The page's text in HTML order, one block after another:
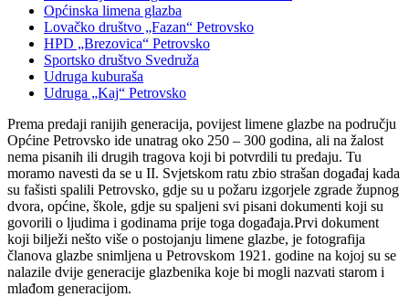
Općinska limena glazba
Lovačko društvo „Fazan“ Petrovsko
HPD „Brezovica“ Petrovsko
Sportsko društvo Svedruža
Udruga kuburaša
Udruga „Kaj“ Petrovsko
Prema predaji ranijih generacija, povijest limene glazbe na području
Općine Petrovsko ide unatrag oko 250 – 300 godina, ali na žalost
nema pisanih ili drugih tragova koji bi potvrdili tu predaju. Tu
moramo navesti da se u II. Svjetskom ratu zbio strašan događaj kada
su fašisti spalili Petrovsko, gdje su u požaru izgorjele zgrade župnog
dvora, općine, škole, gdje su spaljeni svi pisani dokumenti koji su
govorili o ljudima i godinama prije toga događaja.Prvi dokument
koji bilježi nešto više o postojanju limene glazbe, je fotografija
članova glazbe snimljena u Petrovskom 1921. godine na kojoj su se
nalazile dvije generacije glazbenika koje bi mogli nazvati starom i
mlađom generacijom.